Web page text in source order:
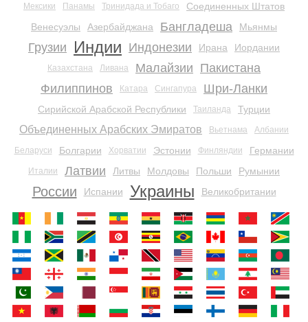
Мексики Панамы Тринидада и Тобаго
Соединенных Штатов
Венесуэлы
Азербайджана Бангладеша Мьянмы
Грузии Индии Индонезии Ирана Иордании
Казахстана Ливана Малайзии Пакистана
Филиппинов
Катара Сингапура Шри-Ланки
Сирийской Арабской Республики Таиланда Турции
Объединенных Арабских Эмиратов Вьетнама Албании
Беларуси Болгарии Хорватии Эстонии Финляндии Германии
Италии Латвии Литвы Молдовы Польши Румынии
России Испании Украины Великобритании